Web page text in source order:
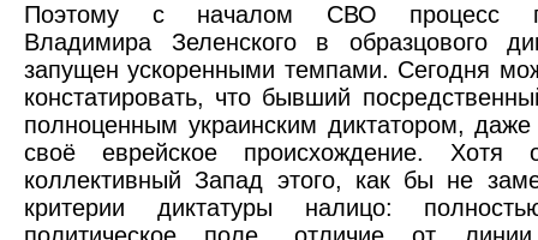
Поэтому с началом СВО процесс
Владимира Зеленского в образцового
запущен ускоренными темпами. Сегодня
констатировать, что бывший
полноценным украинским диктатором,
своё еврейское происхождение. Хотя
коллективный Запад этого, как бы не
критерии диктатуры налицо: